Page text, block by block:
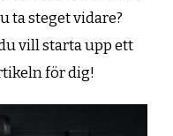
ta steget vidare?
vill starta upp ett
för dig!